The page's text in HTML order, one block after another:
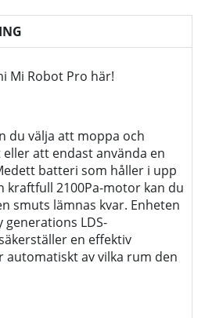
Mi Robot Pro här!
du välja att moppa och
att endast använda en
ett batteri som håller i upp
kraftfull 2100Pa-motor kan du
smuts lämnas kvar. Enheten
generations LDS-
en effektiv
automatiskt av vilka rum den